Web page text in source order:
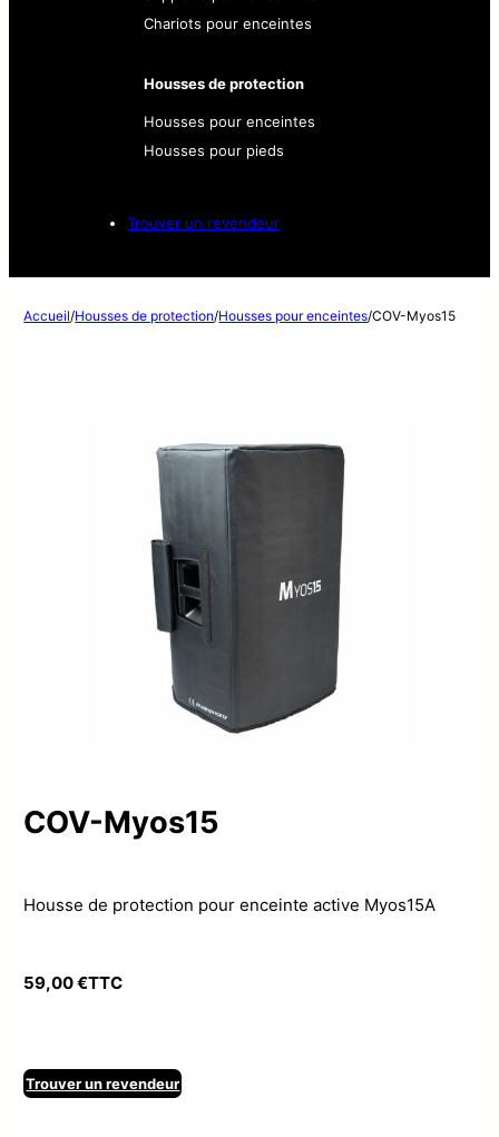
Chariots pour enceintes
Housses de protection
Housses pour enceintes
Housses pour pieds
Trouver un revendeur
Accueil/Housses de protection/Housses pour enceintes/COV-Myos15
COV-Myos15
Housse de protection pour enceinte active Myos15A
59,00€TTC
Trouver un revendeur